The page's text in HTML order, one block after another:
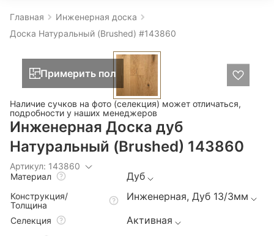
Главная
Инженерная доска
Доска Натуральный (Brushed) #143860
Примерить пол
Наличие сучков на фото (селекция) может отличаться,
подробности у наших менеджеров
Инженерная Доска дуб
Натуральный (Brushed) 143860
Артикул: 143860
Материал
Дуб
Конструкция/
Толщина
Инженерная, Дуб 13/3мм
Селекция Активная